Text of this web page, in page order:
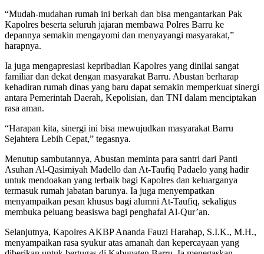
“Mudah-mudahan rumah ini berkah dan bisa mengantarkan Pak
Kapolres beserta seluruh jajaran membawa Polres Barru ke
depannya semakin mengayomi dan menyayangi masyarakat,”
harapnya.
Ia juga mengapresiasi kepribadian Kapolres yang dinilai sangat
familiar dan dekat dengan masyarakat Barru. Abustan berharap
kehadiran rumah dinas yang baru dapat semakin memperkuat sinergi
antara Pemerintah Daerah, Kepolisian, dan TNI dalam menciptakan
rasa aman.
“Harapan kita, sinergi ini bisa mewujudkan masyarakat Barru
Sejahtera Lebih Cepat,” tegasnya.
Menutup sambutannya, Abustan meminta para santri dari Panti
Asuhan Al-Qasimiyah Madello dan At-Taufiq Padaelo yang hadir
untuk mendoakan yang terbaik bagi Kapolres dan keluarganya
termasuk rumah jabatan barunya. Ia juga menyempatkan
menyampaikan pesan khusus bagi alumni At-Taufiq, sekaligus
membuka peluang beasiswa bagi penghafal Al-Qur’an.
Selanjutnya, Kapolres AKBP Ananda Fauzi Harahap, S.I.K., M.H.,
menyampaikan rasa syukur atas amanah dan kepercayaan yang